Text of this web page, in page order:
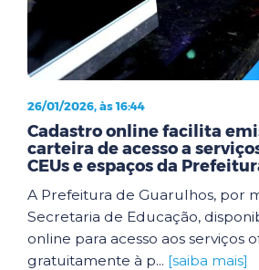
26/01/2026, às 16:44
Cadastro online facilita
carteira de acesso a
CEUs e espaços da
A Prefeitura de Guarulhos, por
Secretaria de Educação,
online para acesso aos serviços
gratuitamente à p... [saiba mais]